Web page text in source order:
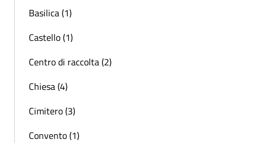
Basilica (1)
Castello (1)
Centro di raccolta (2)
Chiesa (4)
Cimitero (3)
Convento (1)